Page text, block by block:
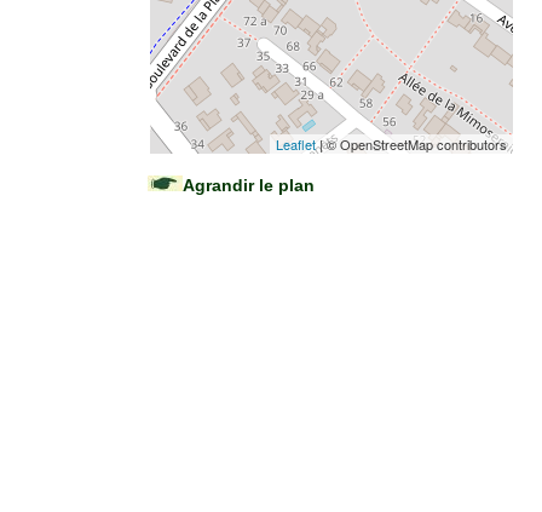
Leaflet| © OpenStreetMap contributors
Agrandir le plan